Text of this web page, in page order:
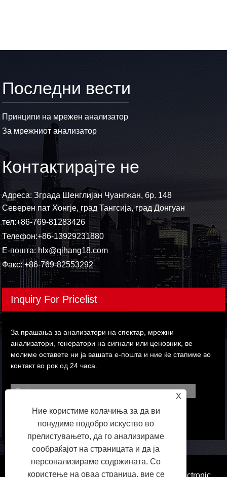
Последни вести
Принципи на мрежен анализатор
За мрежниот анализатор
Контактирајте не
Адреса: Зграда Шенглијан Чуангжан, бр. 148
Северен пат Хонгје, град Тангсија, град Донгуан
тел:+86-769-81283426
Телефон:+86-13929231880
Е-пошта: hlx@qihang18.com
Факс: +86-769-82553292
Inquiry For Pricelist
За прашања за анализатори на спектар, мрежни
анализатори, генератори на сигнали или ценовник, ве
молиме оставете ни ја вашата е-пошта и ние ќе стапиме во
контакт во рок од 24 часа.
Авторски права © 2023 Dongguan Qihang Electronic
X
Ние користиме колачиња за да ви
понудиме подобро искуство во
прелистувањето, да го анализираме
сообраќајот на страницата и да ја
персонализираме содржината. Со
користење на оваа страница, вие се